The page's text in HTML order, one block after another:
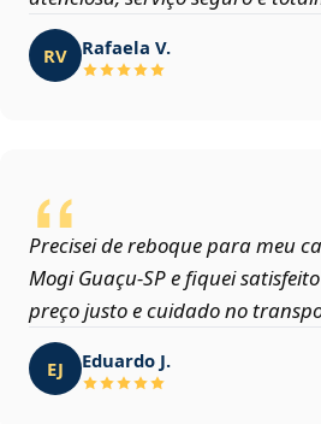
RV Rafaela V.
Precisei de reboque para meu
Mogi Guaçu‑SP e fiquei
preço justo e cuidado no
EJ Eduardo J.